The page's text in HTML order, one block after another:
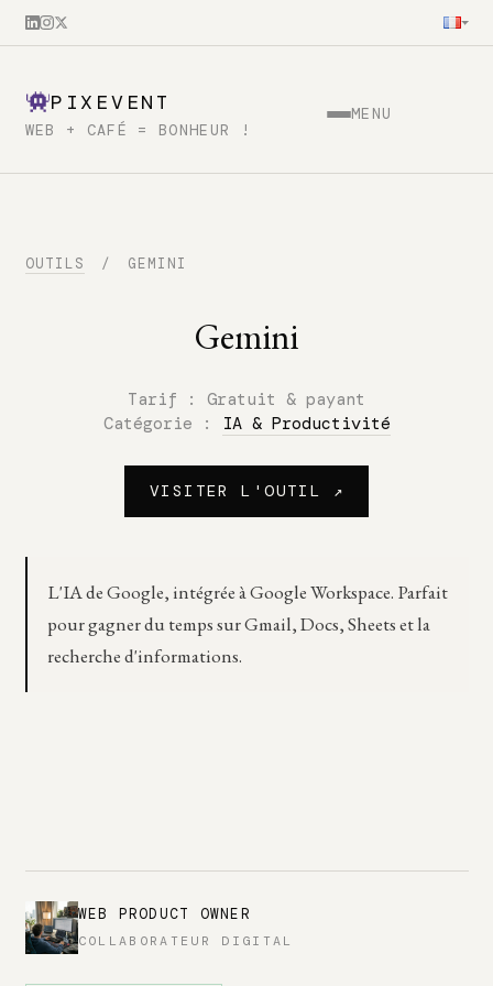
PIXEVENT
WEB + CAFÉ = BONHEUR !
MENU
OUTILS / GEMINI
Gemini
Tarif :
Gratuit & payant
Catégorie :
IA & Productivité
VISITER L'OUTIL ↗
L'IA de Google, intégrée à Google Workspace. Parfait
pour gagner du temps sur Gmail, Docs, Sheets et la
recherche d'informations.
WEB PRODUCT OWNER
COLLABORATEUR DIGITAL